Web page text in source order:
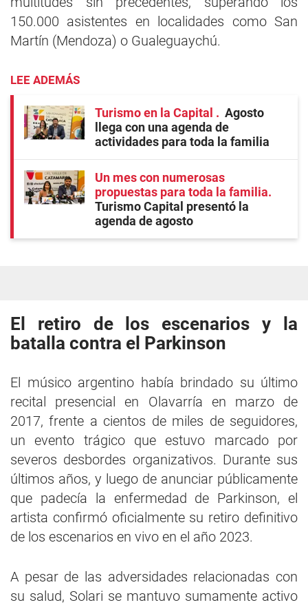
150.000 asistentes en localidades como San
Martín (Mendoza) o Gualeguaychú.
LEE ADEMÁS
Turismo en la Capital
Agosto
llega con una agenda de
actividades para toda la familia
Un mes con numerosas
propuestas para toda la familia
Turismo Capital presentó la
agenda de agosto
El retiro de los escenarios y la
batalla contra el Parkinson
El músico argentino había brindado su último
recital presencial en Olavarría en marzo de
2017, frente a cientos de miles de seguidores,
un evento trágico que estuvo marcado por
severos desbordes organizativos. Durante sus
últimos años, y luego de anunciar públicamente
que padecía la enfermedad de Parkinson, el
artista confirmó oficialmente su retiro definitivo
de los escenarios en vivo en el año 2023.
A pesar de las adversidades relacionadas con
su salud, Solari se mantuvo sumamente activo